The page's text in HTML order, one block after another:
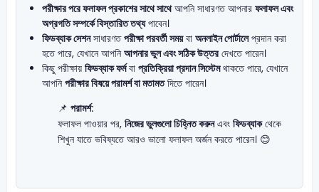
পরীক্ষার পরে ফলাফল প্রকাশের সাথে সাথেআপনি সাধারণত আপনার ফলাফল এবং
অগ্রগতি সম্পর্কে বিস্তারিত তথ্যপাবেন।
ফিডব্যাক সেশনসাধারণতপরীক্ষা পরবর্তী সময়বা অনলাইন পোর্টালেপ্রদান করা
হতে পারে, যেখানে আপনিআপনার ভুল এবং সঠিক উত্তরদেখতে পারেন।
কিছু পরীক্ষায় ফিডব্যাক ফর্মবা প্রতিক্রিয়া প্রদান সিস্টেমথাকতে পারে, যেখানে
আপনিপরীক্ষার বিষয়ে পরামর্শ বা মতামতদিতে পারেন।
📌 পরামর্শ:
ফলাফল পাওয়ার পর, নিজের ভুলগুলো চিহ্নিত করুনএবং ফিডব্যাকথেকে
শিখুন যাতে ভবিষ্যতে আরও ভালো ফলাফল অর্জন করতে পারেন। 😊